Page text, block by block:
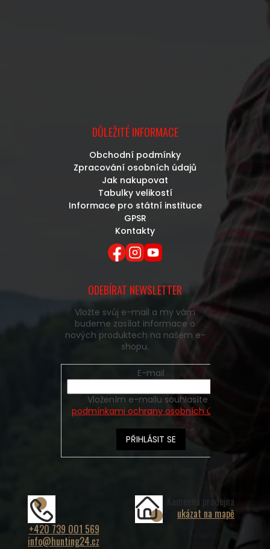
DŮLEŽITÉ INFORMACE
Obchodní podmínky
Zpracování osobních údajů
Jak nakupovat
Tabulky velikostí
Informace pro státní instituce
GPSR
Kontakty
ODEBÍRAT NEWSLETTER
Vložte svůj e-mail a my vám
budeme zasílat informace o
nových produktech na našem e-
shopu.
E-mail
podmínkami ochrany osobních údajů
PŘIHLÁSIT SE
+420 739 001 569
info@hunting24.cz
Kamenná prodejna
ukázat na mapě